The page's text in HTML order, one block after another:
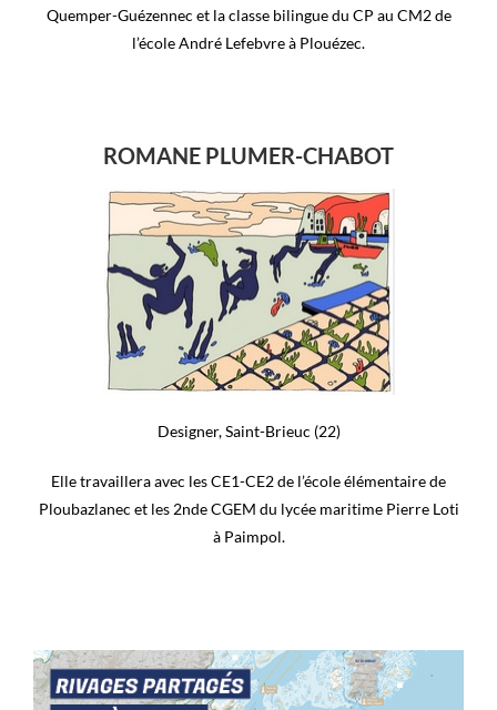
Quemper-Guézennec et la classe bilingue du CP au CM2 de
l’école André Lefebvre à Plouézec.
ROMANE PLUMER-CHABOT
Designer, Saint-Brieuc (22)
Elle travaillera avec les CE1-CE2 de l’école élémentaire de
Ploubazlanec et les 2nde CGEM du lycée maritime Pierre Loti
à Paimpol.